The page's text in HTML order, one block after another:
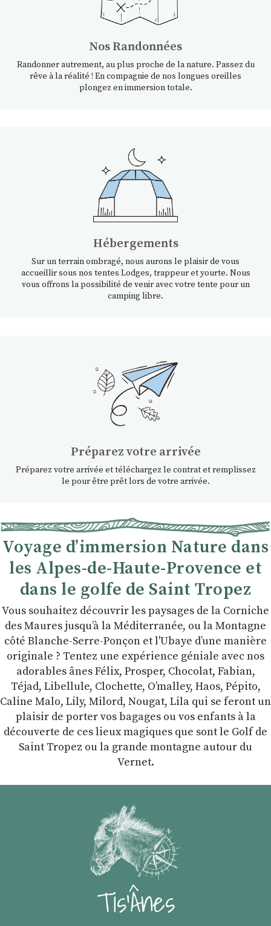
Nos Randonnées
Randonner autrement, au plus proche de la nature. Passez du
rêve à la réalité ! En compagnie de nos longues oreilles
plongez en immersion totale.
Hébergements
Sur un terrain ombragé, nous aurons le plaisir de vous
accueillir sous nos tentes Lodges, trappeur et yourte. Nous
vous offrons la possibilité de venir avec votre tente pour un
camping libre.
Préparez votre arrivée
Préparez votre arrivée et téléchargez le contrat et remplissez
le pour être prêt lors de votre arrivée.
Voyage d’immersion Nature dans
les Alpes-de-Haute-Provence et
dans le golfe de Saint Tropez
Vous souhaitez découvrir les paysages de la Corniche
des Maures jusqu’à la Méditerranée, ou la Montagne
côté Blanche-Serre-Ponçon et l'Ubaye dʼune manière
originale ? Tentez une expérience géniale avec nos
adorables ânes Félix, Prosper, Chocolat, Fabian,
Téjad, Libellule, Clochette, Oʼmalley, Haos, Pépito,
Caline Malo, Lily, Milord, Nougat, Lila qui se feront un
plaisir de porter vos bagages ou vos enfants à la
découverte de ces lieux magiques que sont le Golf de
Saint Tropez ou la grande montagne autour du
Vernet.
Tis'Ânes